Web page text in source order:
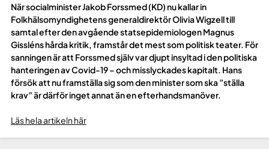
När socialminister Jakob Forssmed (KD) nu kallar in
Folkhälsomyndighetens generaldirektör Olivia Wigzell till
samtal efter den avgående statsepidemiologen Magnus
Gissléns hårda kritik, framstår det mest som politisk teater. För
sanningen är att Forssmed själv var djupt insyltad i den politiska
hanteringen av Covid-19 – och misslyckades kapitalt. Hans
försök att nu framställa sig som den minister som ska ”ställa
krav” är därför inget annat än en efterhandsmanöver.
Läs hela artikeln här